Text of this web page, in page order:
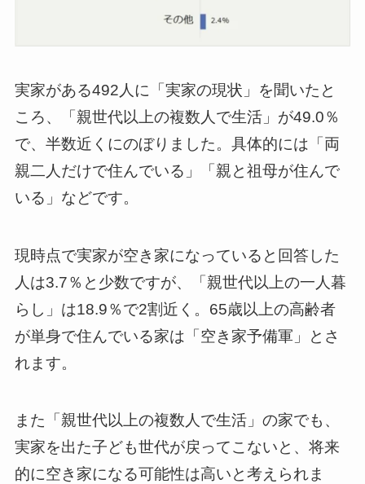
実家がある492人に「実家の現状」を聞いたと
ころ、「親世代以上の複数人で生活」が49.0％
で、半数近くにのぼりました。具体的には「両
親二人だけで住んでいる」「親と祖母が住んで
いる」などです。
現時点で実家が空き家になっていると回答した
人は3.7％と少数ですが、「親世代以上の一人暮
らし」は18.9％で2割近く。65歳以上の高齢者
が単身で住んでいる家は「空き家予備軍」とさ
れます。
また「親世代以上の複数人で生活」の家でも、
実家を出た子ども世代が戻ってこないと、将来
的に空き家になる可能性は高いと考えられま